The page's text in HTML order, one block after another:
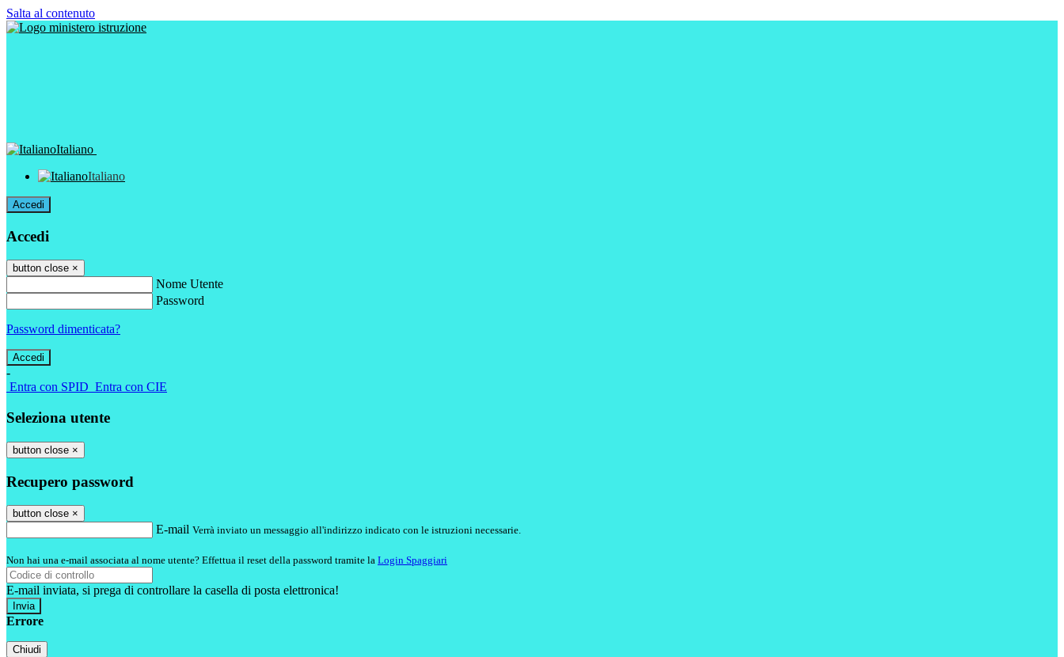
Salta al contenuto
Italiano
Italiano
Accedi
Accedi
button close ×
Nome Utente
Password
Password dimenticata?
-
Entra con SPID Entra con CIE
Seleziona utente
button close ×
Recupero password
button close ×
E-mail Verrà inviato un messaggio all'indirizzo indicato con le istruzioni necessarie.
Non hai una e-mail associata al nome utente? Effettua il reset della password tramite la Login Spaggiari
E-mail inviata, si prega di controllare la casella di posta elettronica!
Errore
Chiudi